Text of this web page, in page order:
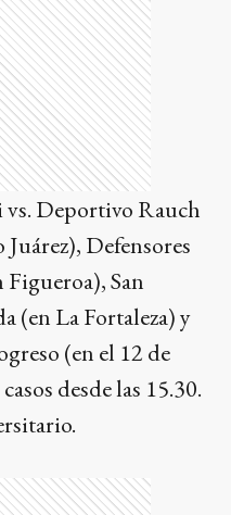
Deportivo Rauch
Defensores
San
(en La Fortaleza) y
(en el 12 de
desde las 15.30.